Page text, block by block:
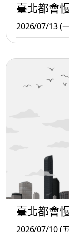
臺北都會
2026/07/13 (
臺北都會
2026/07/10 (